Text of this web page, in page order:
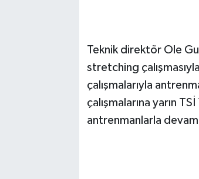
Teknik direktör Ole
stretching
çalışmalarıyla
çalışmalarına yarın
antrenmanlarla